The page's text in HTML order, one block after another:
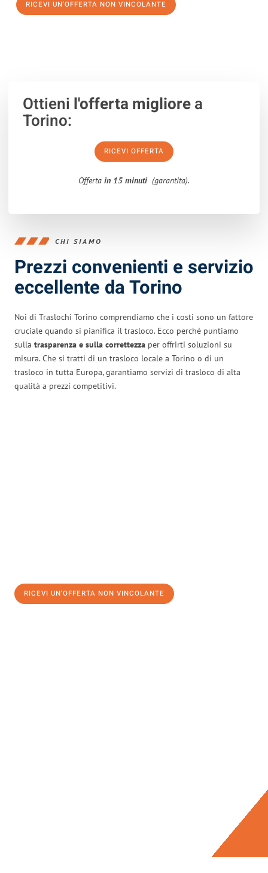
RICEVI UN'OFFERTA NON VINCOLANTE
Ottieni l'offerta migliorea
Torino:
RICEVI OFFERTA
Offerta in 15 minuti (garantita).
CHI SIAMO
Prezzi convenienti e servizio
eccellente da Torino
Noi di Traslochi Torino comprendiamo che i costi sono un fattore
cruciale quando si pianifica il trasloco. Ecco perché puntiamo
sulla trasparenza e sulla correttezza per offrirti soluzioni su
misura. Che si tratti di un trasloco locale a Torino o di un
trasloco in tutta Europa, garantiamo servizi di trasloco di alta
qualità a prezzi competitivi.
RICEVI UN'OFFERTA NON VINCOLANTE